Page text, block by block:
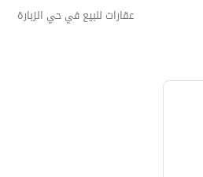
عقارات حي البادية
عقارات للبيع في حي الزبارة